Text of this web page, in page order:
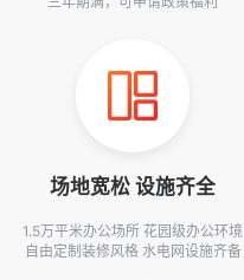
场地宽松 设施齐全
1.5万平米办公场所 花园级办公环境
自由定制装修风格 水电网设施齐备